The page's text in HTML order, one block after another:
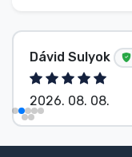
Dávid Sulyok
2026. 08. 08.